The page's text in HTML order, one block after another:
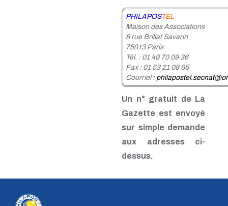
PHILAPOSTEL
Maison des Associations
8 rue Brillat Savarin
75013 Paris
Tél. : 01 49 70 09 36
Fax : 01 53 21 08 65
Courriel :
Un n° gratuit de La
Gazette est envoyé
sur simple demande
aux adresses ci-
dessus.